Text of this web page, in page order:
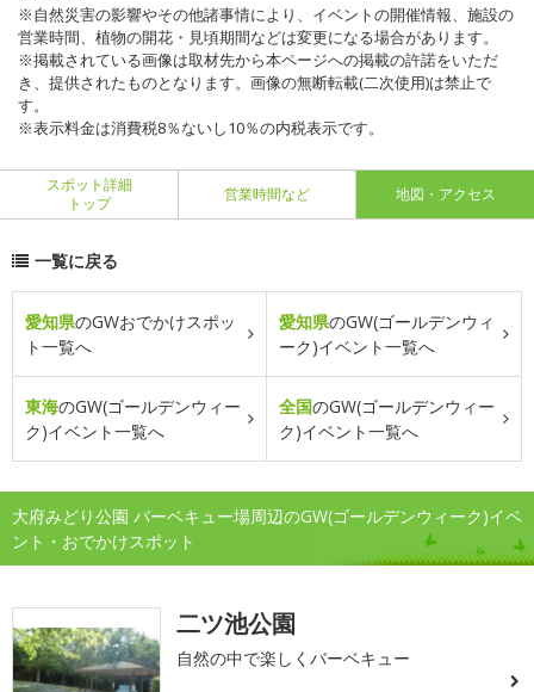
※自然災害の影響やその他諸事情により、イベントの開催情報、施設の
営業時間、植物の開花・見頃期間などは変更になる場合があります。
※掲載されている画像は取材先から本ページへの掲載の許諾をいただ
き、提供されたものとなります。画像の無断転載(二次使用)は禁止で
す。
※表示料金は消費税8％ないし10％の内税表示です。
スポット詳細
トップ
営業時間など 地図・アクセス
一覧に戻る
愛知県のGWおでかけスポッ
ト一覧へ
愛知県のGW(ゴールデンウィ
ーク)イベント一覧へ
東海のGW(ゴールデンウィー
ク)イベント一覧へ
全国のGW(ゴールデンウィー
ク)イベント一覧へ
大府みどり公園 バーベキュー場周辺のGW(ゴールデンウィーク)イベ
ント・おでかけスポット
二ツ池公園
自然の中で楽しくバーベキュー